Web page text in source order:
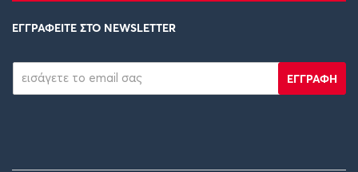
ΕΓΓΡΑΦΕΙΤΕ ΣΤΟ NEWSLETTER
ΕΓΓΡΑΦΗ